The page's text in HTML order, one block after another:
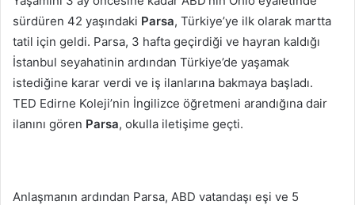
sürdüren 42 yaşındaki Parsa, Türkiye’ye ilk olarak martta
tatil için geldi. Parsa, 3 hafta geçirdiği ve hayran kaldığı
İstanbul seyahatinin ardından Türkiye’de yaşamak
istediğine karar verdi ve iş ilanlarına bakmaya başladı.
TED Edirne Koleji’nin İngilizce öğretmeni arandığına dair
ilanını gören Parsa, okulla iletişime geçti.
Anlaşmanın ardından Parsa, ABD vatandaşı eşi ve 5